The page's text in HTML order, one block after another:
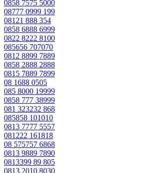
0858 7575 5000
08777 0999 199
08121 888 354
0858 6888 6999
0822 8222 8100
085656 707070
0812 8899 7889
0858 2888 2888
0815 7889 7899
08 1688 0505
085 8000 19999
0858 777 38999
081 323232 868
085858 101010
0813 7777 5557
081222 161818
08 575757 6868
0813 9889 7890
0813399 89 805
0813 2010 8030